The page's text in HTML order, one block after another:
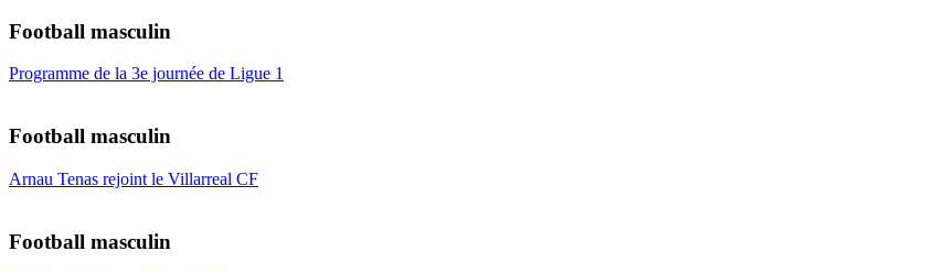
Football masculin
Programme de la 3e journée de Ligue 1
Football masculin
Arnau Tenas rejoint le Villarreal CF
Football masculin